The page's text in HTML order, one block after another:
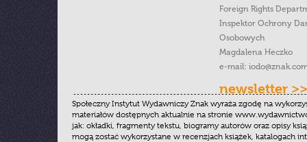
Foreign Rights
Inspektor Ochrony
Osobowych
Magdalena Heczko
e-mail:
newsletter >>
Społeczny Instytut Wydawniczy Znak wyraża zgodę na
materiałów dostępnych aktualnie na stronie
jak: okładki, fragmenty tekstu, biogramy autorów oraz opisy
mogą zostać wykorzystane w recenzjach książek, katalogach